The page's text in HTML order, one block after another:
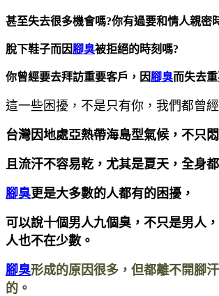
甚至失去很多機會嗎?你有過要和情人親密
脫下鞋子而因腳臭被拒絕的時刻嗎?
你曾經要去拜訪重要客戶，因腳臭而失去
這一些困擾，不是只有你，我們都曾經
台灣因地處亞熱帶海島型氣候，不只悶
且流汗不容易乾，尤其是夏天，全身
腳臭更是大多數的人都有的困擾，
可以說十個男人九個臭，不只是男人
人也不在少數。
腳臭形成的原因很多，但都離不開腳
的。